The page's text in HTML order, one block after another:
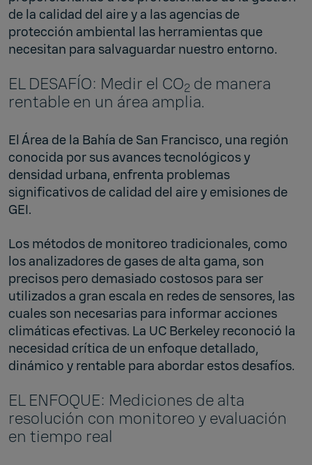
de la calidad del aire y a las agencias de
protección ambiental las herramientas que
necesitan para salvaguardar nuestro entorno.
EL DESAFÍO: Medir el CO2 de manera
rentable en un área amplia.
El Área de la Bahía de San Francisco, una región
conocida por sus avances tecnológicos y
densidad urbana, enfrenta problemas
significativos de calidad del aire y emisiones de
GEI.
Los métodos de monitoreo tradicionales, como
los analizadores de gases de alta gama, son
precisos pero demasiado costosos para ser
utilizados a gran escala en redes de sensores, las
cuales son necesarias para informar acciones
climáticas efectivas. La UC Berkeley reconoció la
necesidad crítica de un enfoque detallado,
dinámico y rentable para abordar estos desafíos.
EL ENFOQUE: Mediciones de alta
resolución con monitoreo y evaluación
en tiempo real